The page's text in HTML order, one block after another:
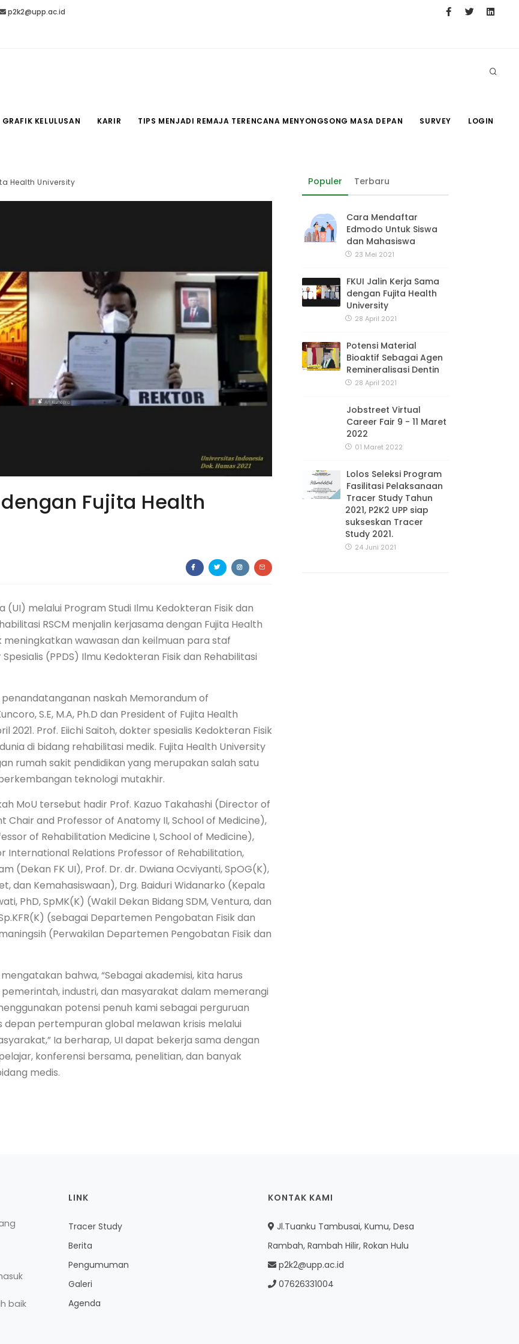
p2k2@upp.ac.id
GRAFIK KELULUSAN KARIR TIPS MENJADI REMAJA TERENCANA MENYONGSONG MASA DEPAN SURVEY LOGIN
Health University
Fujita Health
melalui Program Studi Ilmu Kedokteran Fisik dan
RSCM menjalin kerjasama dengan Fujita Health
meningkatkan wawasan dan keilmuan para staf
(PPDS) Ilmu Kedokteran Fisik dan Rehabilitasi
naskah Memorandum of
S.E, M.A, Ph.D dan President of Fujita Health
2021. Prof. Eiichi Saitoh, dokter spesialis Kedokteran Fisik
di bidang rehabilitasi medik. Fujita Health University
rumah sakit pendidikan yang merupakan salah satu
teknologi mutakhir.
MoU tersebut hadir Prof. Kazuo Takahashi (Director of
and Professor of Anatomy II, School of Medicine),
of Rehabilitation Medicine I, School of Medicine),
Relations Professor of Rehabilitation,
(Dekan FK UI), Prof. Dr. dr. Dwiana Ocviyanti, SpOG(K),
dan Kemahasiswaan), Drg. Baiduri Widanarko (Kepala
PhD, SpMK(K) (Wakil Dekan Bidang SDM, Ventura, dan
(sebagai Departemen Pengobatan Fisik dan
(Perwakilan Departemen Pengobatan Fisik dan
bahwa, “Sebagai akademisi, kita harus
industri, dan masyarakat dalam memerangi
potensi penuh kami sebagai perguruan
pertempuran global melawan krisis melalui
Ia berharap, UI dapat bekerja sama dengan
konferensi bersama, penelitian, dan banyak
medis.
Populer Terbaru
Cara Mendaftar
Edmodo Untuk Siswa
dan Mahasiswa
23 Mei 2021
FKUI Jalin Kerja Sama
dengan Fujita Health
University
28 April 2021
Potensi Material
Bioaktif Sebagai Agen
Remineralisasi Dentin
28 April 2021
Jobstreet Virtual
Career Fair 9 - 11 Maret
2022
01 Maret 2022
Lolos Seleksi Program
Fasilitasi Pelaksanaan
Tracer Study Tahun
2021, P2K2 UPP siap
sukseskan Tracer
Study 2021.
24 Juni 2021
baik
LINK
Tracer Study
Berita
Pengumuman
Galeri
Agenda
KONTAK KAMI
Jl.Tuanku Tambusai, Kumu, Desa
Rambah, Rambah Hilir, Rokan Hulu
p2k2@upp.ac.id
07626331004